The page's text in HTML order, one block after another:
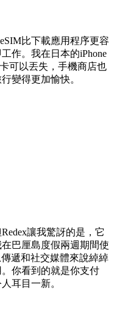
比下載應用程序更容
作。我在日本的iPhone
可以丟失，手機商店也
變得更加愉快。
讓我驚訝的是，它
巴厘島度假兩週期間使
遞和社交媒體來說綽綽
你看到的就是你支付
耳目一新。